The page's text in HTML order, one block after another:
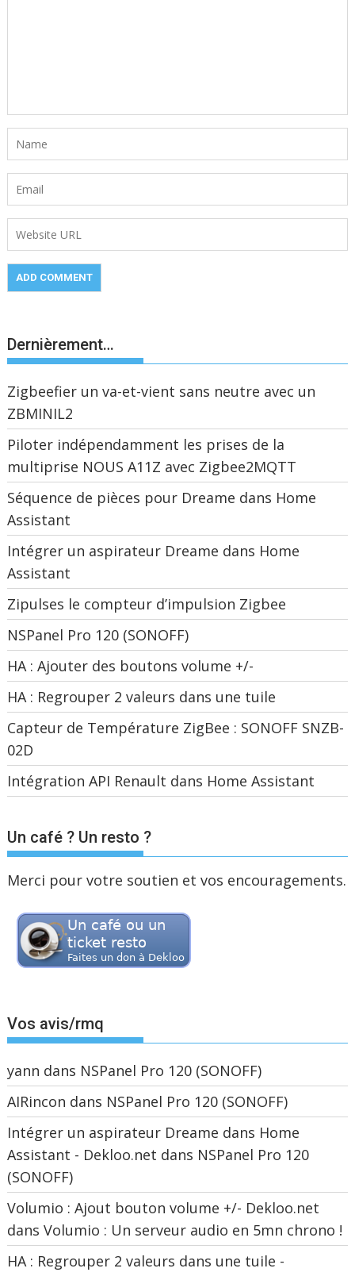
Dernièrement…
Zigbeefier un va-et-vient sans neutre avec un
ZBMINIL2
Piloter indépendamment les prises de la
multiprise NOUS A11Z avec Zigbee2MQTT
Séquence de pièces pour Dreame dans Home
Assistant
Intégrer un aspirateur Dreame dans Home
Assistant
Zipulses le compteur d’impulsion Zigbee
NSPanel Pro 120 (SONOFF)
HA : Ajouter des boutons volume +/-
HA : Regrouper 2 valeurs dans une tuile
Capteur de Température ZigBee : SONOFF SNZB-
02D
Intégration API Renault dans Home Assistant
Un café ? Un resto ?
Merci pour votre soutien et vos encouragements.
Vos avis/rmq
yann dans NSPanel Pro 120 (SONOFF)
AIRincon dans NSPanel Pro 120 (SONOFF)
Intégrer un aspirateur Dreame dans Home
Assistant - Dekloo.net dans NSPanel Pro 120
(SONOFF)
Volumio : Ajout bouton volume +/- Dekloo.net
dansVolumio : Un serveur audio en 5mn chrono !
HA : Regrouper 2 valeurs dans une tuile -